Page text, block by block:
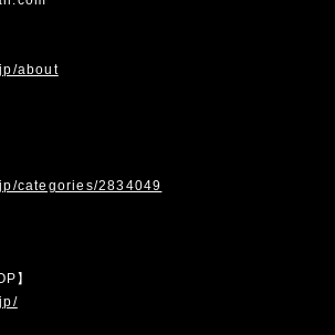
about
categories/2834049
】